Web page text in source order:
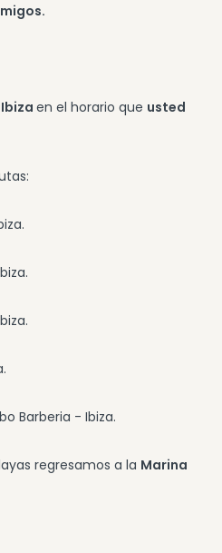
en el horario que usted
Barberia - Ibiza.
regresamos a la Marina